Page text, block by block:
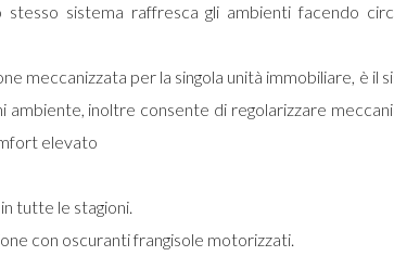
sistema raffresca gli ambienti facendo
meccanizzata per la singola unità immobiliare, è
inoltre consente di regolarizzare
elevato
tutte le stagioni.
con oscuranti frangisole motorizzati.